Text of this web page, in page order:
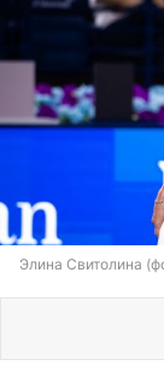
Элина Свитолина